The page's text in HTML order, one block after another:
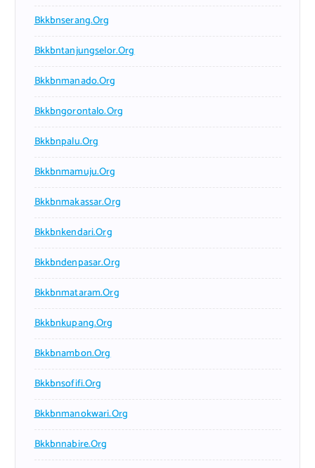
Bkkbnserang.org
Bkkbntanjungselor.org
Bkkbnmanado.org
Bkkbngorontalo.org
Bkkbnpalu.org
Bkkbnmamuju.org
Bkkbnmakassar.org
Bkkbnkendari.org
Bkkbndenpasar.org
Bkkbnmataram.org
Bkkbnkupang.org
Bkkbnambon.org
Bkkbnsofifi.org
Bkkbnmanokwari.org
Bkkbnnabire.org